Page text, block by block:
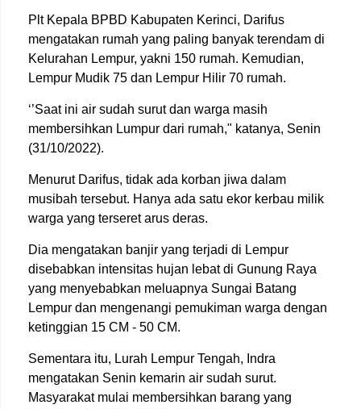
Plt Kepala BPBD Kabupaten Kerinci, Darifus
mengatakan rumah yang paling banyak terendam di
Kelurahan Lempur, yakni 150 rumah. Kemudian,
Lempur Mudik 75 dan Lempur Hilir 70 rumah.
‘’Saat ini air sudah surut dan warga masih
membersihkan Lumpur dari rumah," katanya, Senin
(31/10/2022).
Menurut Darifus, tidak ada korban jiwa dalam
musibah tersebut. Hanya ada satu ekor kerbau milik
warga yang terseret arus deras.
Dia mengatakan banjir yang terjadi di Lempur
disebabkan intensitas hujan lebat di Gunung Raya
yang menyebabkan meluapnya Sungai Batang
Lempur dan mengenangi pemukiman warga dengan
ketinggian 15 CM - 50 CM.
Sementara itu, Lurah Lempur Tengah, Indra
mengatakan Senin kemarin air sudah surut.
Masyarakat mulai membersihkan barang yang